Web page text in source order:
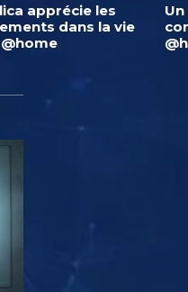
apprécie les
dans la vie